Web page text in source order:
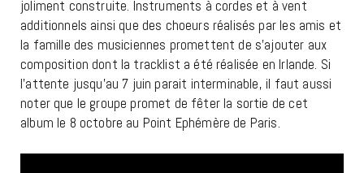
joliment construite. Instruments à cordes et à vent
additionnels ainsi que des choeurs réalisés par les amis et
la famille des musiciennes promettent de s’ajouter aux
composition dont la tracklist a été réalisée en Irlande. Si
l’attente jusqu’au 7 juin parait interminable, il faut aussi
noter que le groupe promet de fêter la sortie de cet
album le 8 octobre au Point Ephémère de Paris.